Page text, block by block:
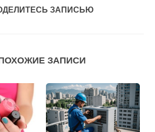
ЗАПИСЬЮ
ЗАПИСИ